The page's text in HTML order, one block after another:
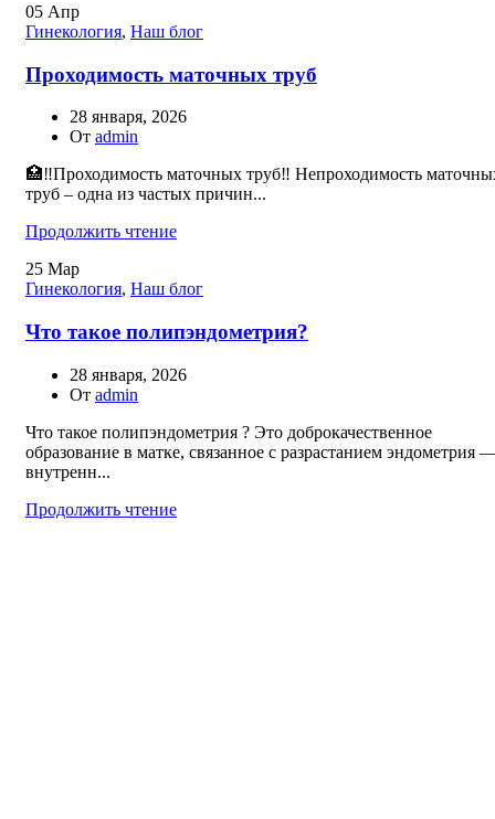
05 Апр
Гинекология, Наш блог
Проходимость маточных труб
28 января, 2026
От admin
🏥‼️Проходимость маточных труб‼️ Непроходимость
труб – одна из частых причин...
Продолжить чтение
25 Мар
Гинекология, Наш блог
Что такое полипэндометрия?
28 января, 2026
От admin
Что такое полипэндометрия ? Это доброкачественное
образование в матке, связанное с разрастанием эндометрия
внутренн...
Продолжить чтение